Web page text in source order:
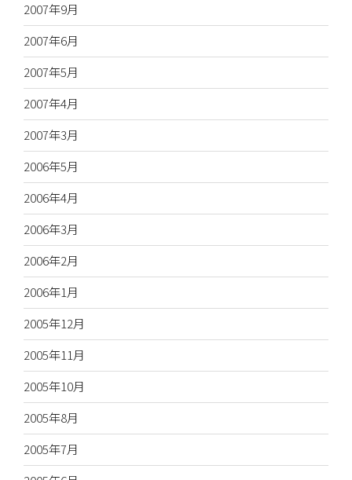
2007年9月
2007年6月
2007年5月
2007年4月
2007年3月
2006年5月
2006年4月
2006年3月
2006年2月
2006年1月
2005年12月
2005年11月
2005年10月
2005年8月
2005年7月